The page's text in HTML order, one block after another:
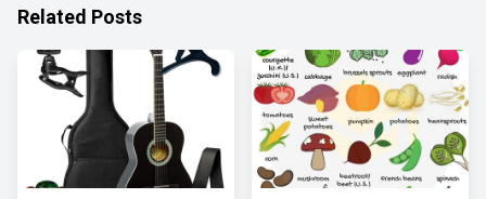
Related Posts